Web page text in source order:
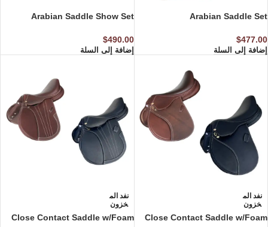
Arabian Saddle Set
$477.00
إضافة إلى السلة
Arabian Saddle Show Set
$490.00
إضافة إلى السلة
نفد الم
خزون
Close Contact Saddle w/Foam
نفد الم
خزون
Close Contact Saddle w/Foam